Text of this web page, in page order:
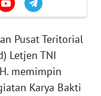
Pusat Teritorial
Letjen TNI
memimpin
Karya Bakti